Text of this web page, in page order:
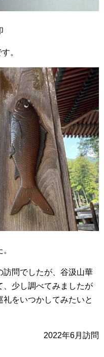
。
訪問でしたが、谷汲山華
、少し調べてみましたが
をいつかしてみたいと
2022年6月訪問